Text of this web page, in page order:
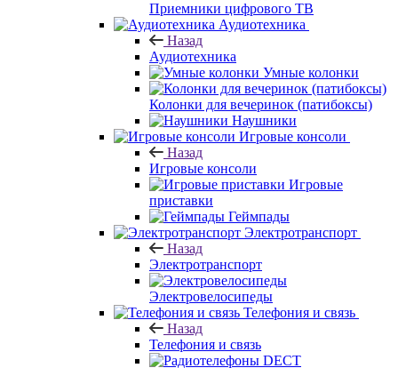
Приемники цифрового ТВ
Аудиотехника
Назад
Аудиотехника
Умные колонки
Колонки для вечеринок (патибоксы)
Наушники
Игровые консоли
Назад
Игровые консоли
Игровые
приставки
Геймпады
Электротранспорт
Назад
Электротранспорт
Электровелосипеды
Телефония и связь
Назад
Телефония и связь